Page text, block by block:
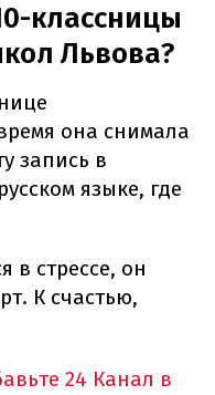
классницы
Львова?
она снимала
запись в
языке, где
в стрессе, он
К счастью,
24 Канал в